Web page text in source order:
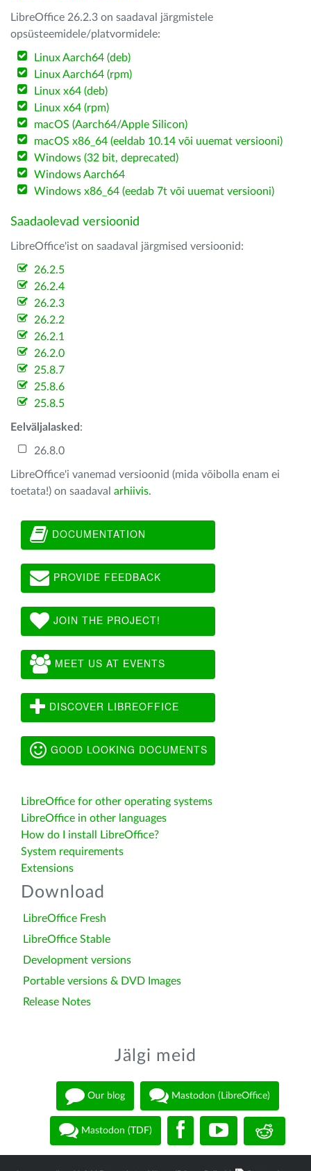
LibreOffice 26.2.3 on saadaval järgmistele
opsüsteemidele/platvormidele:
Linux Aarch64 (deb)
Linux Aarch64 (rpm)
Linux x64 (deb)
Linux x64 (rpm)
macOS (Aarch64/Apple Silicon)
macOS x86_64 (eeldab 10.14 või uuemat versiooni)
Windows (32 bit, deprecated)
Windows Aarch64
Windows x86_64 (eedab 7t või uuemat versiooni)
Saadaolevad versioonid
LibreOffice'ist on saadaval järgmised versioonid:
26.2.5
26.2.4
26.2.3
26.2.2
26.2.1
26.2.0
25.8.7
25.8.6
25.8.5
Eelväljalasked :
26.8.0
LibreOffice'i vanemad versioonid (mida võibolla enam ei
toetata!) on saadaval arhiivis.
DOCUMENTATION
PROVIDE FEEDBACK
JOIN THE PROJECT!
MEET US AT EVENTS
DISCOVER LIBREOFFICE
GOOD LOOKING DOCUMENTS
LibreOffice for other operating systems
LibreOffice in other languages
How do I install LibreOffice?
System requirements
Extensions
Download
LibreOffice Fresh
LibreOffice Stable
Development versions
Portable versions & DVD Images
Release Notes
Jälgi meid
Our blog Mastodon (LibreOffice)
Mastodon (TDF)